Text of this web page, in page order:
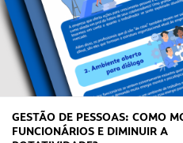
GESTÃO DE PESSOAS: COMO
FUNCIONÁRIOS E DIMINUIR A